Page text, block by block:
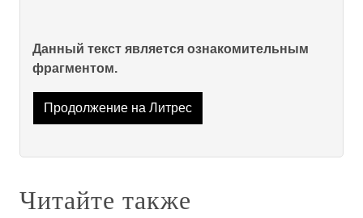
Данный текст является ознакомительным
фрагментом.
Продолжение на Литрес
Читайте также